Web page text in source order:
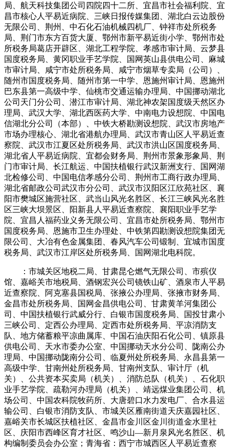
局、航天科技集团公司四院四十二所、宜昌市社会福利院、宜
昌市核心人平易近病院、三峡日报传媒集团、湖北白云边股份
无限公司、荆州、中石化石油机械四机厂、钟祥市处所税务
局、荆门市东方百货大厦、鄂州市新平易近街小学、鄂州市处
所税务局葛店开辟区、湖北工程学院、孝感市审计局、云梦县
国度税务局、黄冈职业手艺学院、国网英山县供电公司、麻城
市审计局、咸宁市处所税务局、咸宁市烟草专卖局（公司）、
随州市国度税务局、随州市第一中学、恩施州审计局、恩施州
巴东县第一高级中学、仙桃市交通运输办理局、中国挪动湖北
公司天门分公司、潜江市审计局、湖北神农架国度级天然区办
理局、武汉大学、湖北西医药大学、中南电力设想院、中国电
信湖北分公司（本部）、中铁大桥勘测设想院、武汉市房地产
市场办理核心、湖北省港航办理局、武汉市青山区人平易近查
察院、武汉市江夏区处所税务局、武汉市洪山区国度税务局、
湖北省人平易近病院、宜都会财务局、荆州市景象形象局、荆
门市审计局、长江航运、中国扶植银行武汉新洲支行、国网湖
北检修公司、中国电信孝感分公司、荆州市工商行政办理局、
湖北省邮政公司武汉市分公司、武汉市汉阳区江欣苑社区、襄
阳市樊城区施营社区、武当山风光名胜区、长江三峡风光名胜
区三峡大坝景区、阳新县人平易近查察院、襄阳职业手艺学
院、宜昌人福药业义务无限公司、宜昌市处所税务局、鄂州市
国度税务局、恩施市卫生办理处、中铁第四勘测设想院集团无
限公司、大冶有色金属集团、春风汽车公司锻制、宜城市国度
税务局、武汉市江岸区处所税务局、国网湖北电科院。
：市城关区地税二局、甘肃昆仑燃气无限公司、市殡仪
馆、嘉峪关市地税局、酒钢宏兴公司镜铁山矿、酒泉市人平易
近查察院、阿克塞县国税局、张掖公办理局、张掖市财务局、
金昌市处所税务局、国网金昌供电公司、甘肃黄羊河集团公
司、中国扶植银行武威分行、白银市国度税务局、国投甘肃小
三峡公司、定西公办理局、定西市处所税务局、平凉消防支
队、地方储蓄粮平凉曲属库、中国石油庆阳石化公司、镇原县
供电公司、天水市委办公室、中国挪动天水分公司、陇南公办
理局、中国挪动陇南分公司、临夏州处所税务局、永昌县第一
高级中学、甘南州处所税务局、甘南州支队、审计厅（机
关）、公共资本买卖局（机关）、消防总队（机关）、石化职
业手艺学院、疏勒河办理局（机关）、靖远煤业集团公司、机
场公司、中国农科院牧药所、大唐碧口水力发电厂、合水县运
输公司、白银市消防支队、市城关区雁南街道天庆嘉园社区、
嘉峪关市长城区扶植社区、金昌市金川区金川街道金水里社
区、庆阳市西峰区育才社区、鸣沙山—新月泉风光名胜区、机
构编制委员会办公室；青海省：西宁市城西区人平易近查察